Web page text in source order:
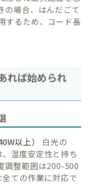
の場合、はんだごて
するため、コード長
れば始められ
以上）
白光の
温度安定性と持ち
調整範囲は200-500
ての作業に対応で